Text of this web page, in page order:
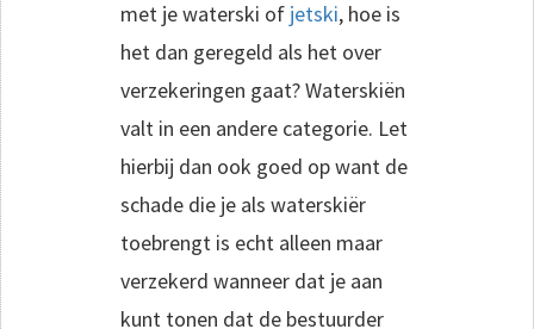
met je waterski of jetski, hoe is
het dan geregeld als het over
verzekeringen gaat? Waterskiën
valt in een andere categorie. Let
hierbij dan ook goed op want de
schade die je als waterskiër
toebrengt is echt alleen maar
verzekerd wanneer dat je aan
kunt tonen dat de bestuurder